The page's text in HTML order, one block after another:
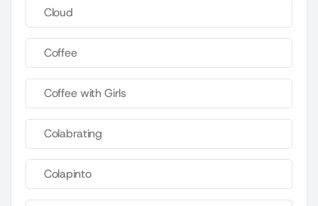
Cloud
Coffee
Coffee with Girls
Colabrating
Colapinto